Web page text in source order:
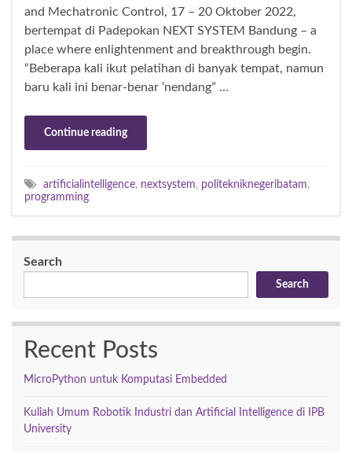
and Mechatronic Control, 17 – 20 Oktober 2022,
bertempat di Padepokan NEXT SYSTEM Bandung – a
place where enlightenment and breakthrough begin.
“Beberapa kali ikut pelatihan di banyak tempat, namun
baru kali ini benar-benar ‘nendang” …
Continue reading
artificialintelligence, nextsystem, politekniknegeribatam,
programming
Search
Search
Recent Posts
MicroPython untuk Komputasi Embedded
Kuliah Umum Robotik Industri dan Artificial Intelligence di IPB
University